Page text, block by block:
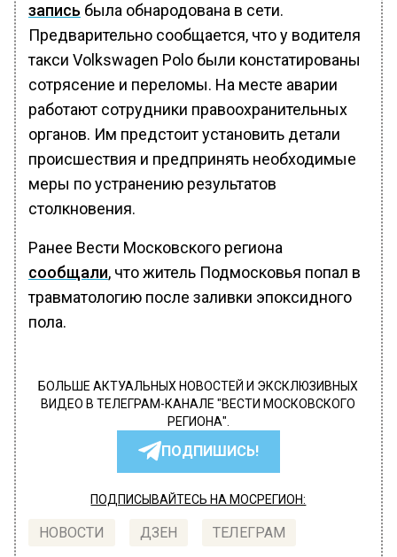
запись была обнародована в сети.
Предварительно сообщается, что у водителя
такси Volkswagen Polo были констатированы
сотрясение и переломы. На месте аварии
работают сотрудники правоохранительных
органов. Им предстоит установить детали
происшествия и предпринять необходимые
меры по устранению результатов
столкновения.
Ранее Вести Московского региона
сообщали, что житель Подмосковья попал в
травматологию после заливки эпоксидного
пола.
БОЛЬШЕ АКТУАЛЬНЫХ НОВОСТЕЙ И ЭКСКЛЮЗИВНЫХ
ВИДЕО В ТЕЛЕГРАМ-КАНАЛЕ "ВЕСТИ МОСКОВСКОГО
РЕГИОНА".
ПОДПИШИСЬ!
ПОДПИСЫВАЙТЕСЬ НА МОСРЕГИОН:
НОВОСТИ ДЗЕН ТЕЛЕГРАМ